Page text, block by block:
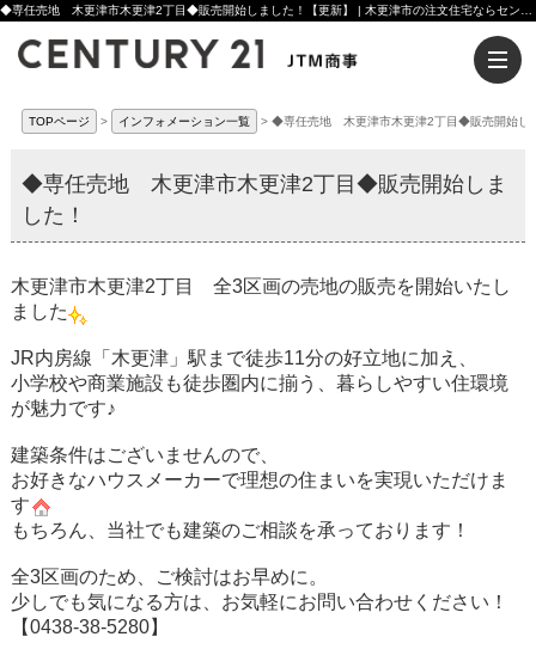
TOPページ インフォメーション一覧 ◆専任売地 木更津市木更津2丁目◆販売開始し
◆専任売地 木更津市木更津2丁目◆販売開始しま
した！
木更津市木更津2丁目 全3区画の売地の販売を開始いたし
ました
JR内房線「木更津」駅まで徒歩11分の好立地に加え、
小学校や商業施設も徒歩圏内に揃う、暮らしやすい住環境
が魅力です♪
建築条件はございませんので、
お好きなハウスメーカーで理想の住まいを実現いただけま
す
もちろん、当社でも建築のご相談を承っております！
全3区画のため、ご検討はお早めに。
少しでも気になる方は、お気軽にお問い合わせください！
【0438-38-5280】